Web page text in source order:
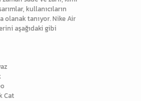
kullanıcıların
olanak tanıyor. Nike Air
aşağıdaki gibi
Cat